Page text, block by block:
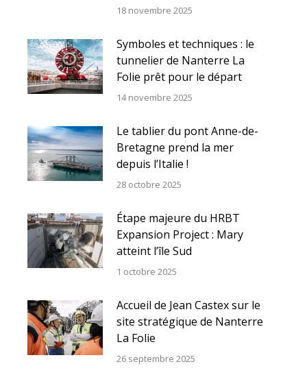
18 novembre 2025
Symboles et techniques : le
tunnelier de Nanterre La
Folie prêt pour le départ
14 novembre 2025
Le tablier du pont Anne-de-
Bretagne prend la mer
depuis l’Italie !
28 octobre 2025
Étape majeure du HRBT
Expansion Project : Mary
atteint l’île Sud
1 octobre 2025
Accueil de Jean Castex sur le
site stratégique de Nanterre
La Folie
26 septembre 2025